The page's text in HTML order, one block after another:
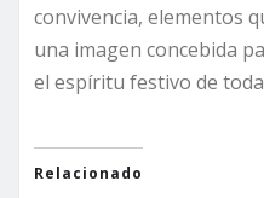
convivencia, elementos
una imagen concebida
el espíritu festivo de
Relacionado